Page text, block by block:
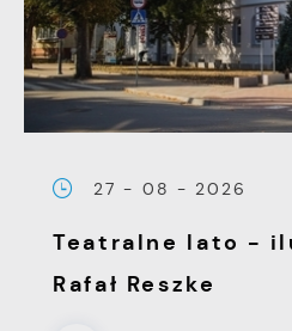
27 - 08 - 2026
Teatralne lato -
Rafał Reszke